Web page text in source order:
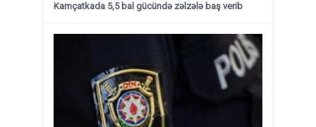
Kamçatkada 5,5 bal gücündə zəlzələ baş verib